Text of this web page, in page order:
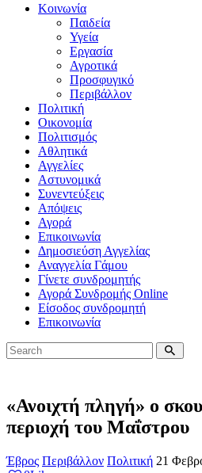
Κοινωνία
Παιδεία
Υγεία
Εργασία
Αγροτικά
Προσφυγικό
Περιβάλλον
Πολιτική
Οικονομία
Πολιτισμός
Αθλητικά
Αγγελίες
Αστυνομικά
Συνεντεύξεις
Απόψεις
Αγορά
Επικοινωνία
Δημοσιεύση Αγγελίας
Αναγγελία Γάμου
Γίνετε συνδρομητής
Αγορά Συνδρομής Online
Είσοδος συνδρομητή
Επικοινωνία
«Ανοιχτή πληγή» ο
περιοχή του Μαΐστρου
Έβρος Περιβάλλον Πολιτική 21